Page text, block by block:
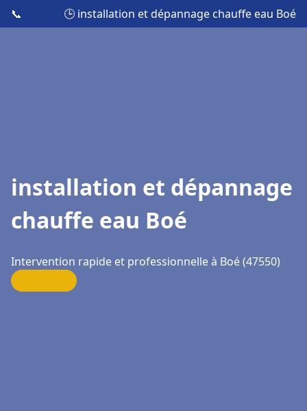
📞 🕒 installation et dépannage chauffe eau Boé
installation et dépannage
chauffe eau Boé
Intervention rapide et professionnelle à Boé (47550)